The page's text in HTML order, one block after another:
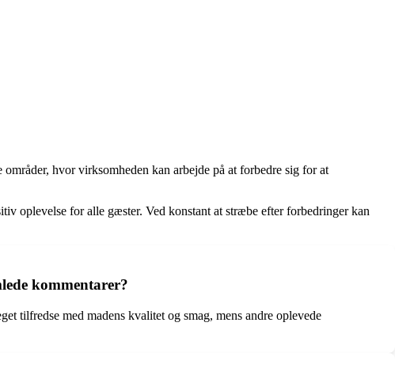
hvor virksomheden kan arbejde på at forbedre sig for at
oplevelse for alle gæster. Ved konstant at stræbe efter forbedringer kan
kommentarer?
tilfredse med madens kvalitet og smag, mens andre oplevede